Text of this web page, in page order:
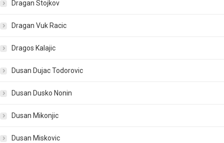
Dragan Stojkov
Dragan Vuk Racic
Dragos Kalajic
Dusan Dujac Todorovic
Dusan Dusko Nonin
Dusan Mikonjic
Dusan Miskovic